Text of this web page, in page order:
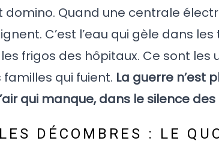
domino. Quand une centrale
C’est l’eau qui gèle dans
frigos des hôpitaux. Ce sont les
qui fuient. La guerre n’est
qui manque, dans le silence
DÉCOMBRES : LE